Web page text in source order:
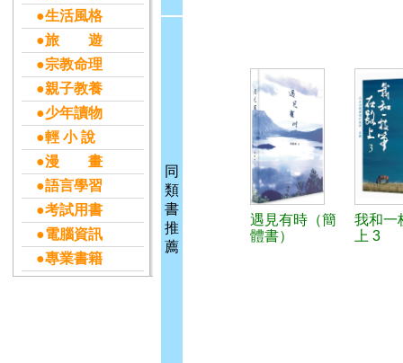
●生活風格
●旅 遊
●宗教命理
●親子教養
●少年讀物
●輕 小 說
●漫 畫
●語言學習
●考試用書
●電腦資訊
●專業書籍
同
類
書
推
薦
遇見有時（簡
體書）
我和一
上 3